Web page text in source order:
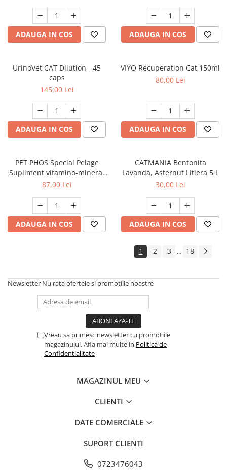
ADAUGA IN COS ADAUGA IN COS
UrinoVet CAT Dilution - 45
caps
145,00 Lei
ADAUGA IN COS
VIYO Recuperation Cat 150ml
80,00 Lei
ADAUGA IN COS
PET PHOS Special Pelage
Supliment vitamino-mineral
pentru câini, 50 tablete
87,00 Lei
ADAUGA IN COS
CATMANIA Bentonita
Lavanda, Asternut Litiera 5 L
30,00 Lei
ADAUGA IN COS
1 2 3 ... 18
Newsletter Nu rata ofertele si promotiile noastre
Vreau sa primesc newsletter cu promotiile
magazinului. Afla mai multe in Politica de
Confidentialitate
MAGAZINUL MEU
CLIENTI
DATE COMERCIALE
SUPORT CLIENTI
0723476043